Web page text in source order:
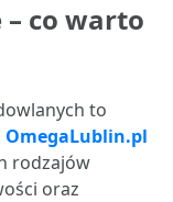
co warto
to
OmegaLublin.pl
rodzajów
oraz